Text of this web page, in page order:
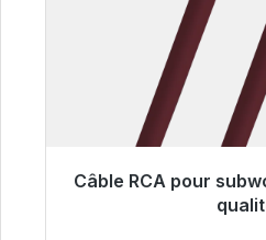
Câble RCA pour
Prêt à être expédié,